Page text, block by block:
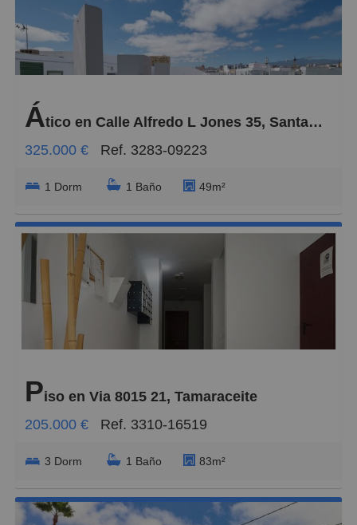
Ático en Calle Alfredo L Jones 35, Santa Catalina - Canteras
325.000 €
Ref. 3283-09223
1 Dorm 1 Baño 49m²
Piso en Via 8015 21, Tamaraceite
205.000 €
Ref. 3310-16519
3 Dorm 1 Baño 83m²